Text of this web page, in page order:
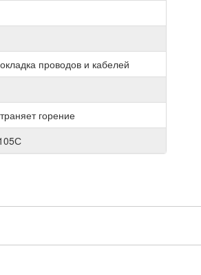
проводов и кабелей
горение